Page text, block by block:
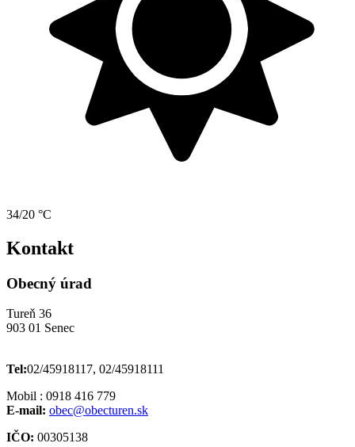
34/20 °C
Kontakt
Obecný úrad
Tureň 36
903 01 Senec
Tel:02/45918117, 02/45918111
Mobil : 0918 416 779
E-mail: obec@obecturen.sk
IČO: 00305138